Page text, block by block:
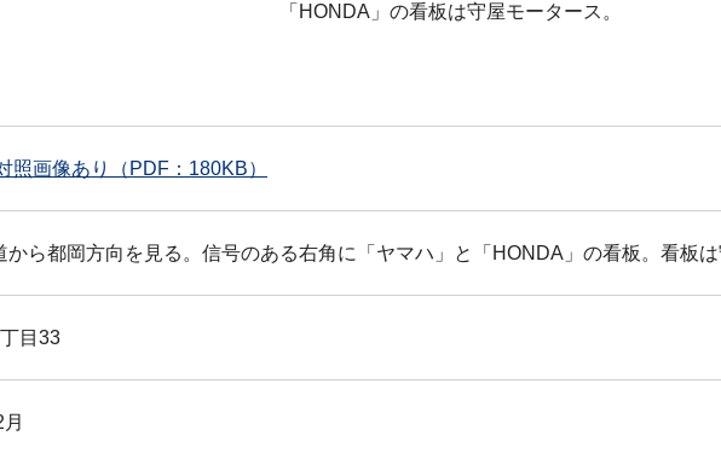
「HONDA」の看板は守屋モータース。
照画像あり（PDF：180KB）
から都岡方向を見る。信号のある右角に「ヤマハ」と「HONDA」の看板。看板は
丁目33